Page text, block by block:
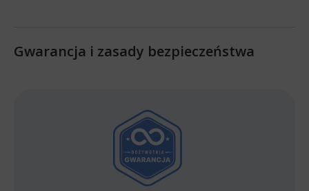
Gwarancja i zasady bezpieczeństwa